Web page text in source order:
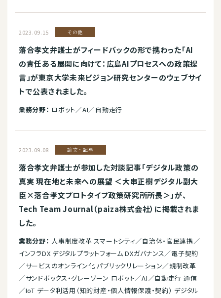
2023.09.15 その他
落合孝文弁護士がフィードバックの形で携わった「AI
の責任ある展開に向けて：広島AIプロセスへの政策提
言」が東京大学未来ビジョン研究センターのウェブサイ
トで公表されました。
業務分野： ロボット／AI／自動走行
2023.09.08 論文・記事
落合孝文弁護士が参加した対談記事「デジタル政策の
真実 現在地と未来への展望 ＜大串正樹デジタル副大
臣×落合孝文プロトタイプ政策研究所所長＞」が、
Tech Team Journal（paiza株式会社）に掲載されま
した。
業務分野： 人事制度改革 スマートシティ／自治体・官民連携／
インフラDX デジタルプラットフォーム DXガバナンス／電子契約
／サービスのオンライン化 パブリックリレーション／規制改革
／サンドボックス・グレーゾーン ロボット／AI／自動走行 通信
／IoT データ利活用（知的財産・個人情報保護・契約） デジタル